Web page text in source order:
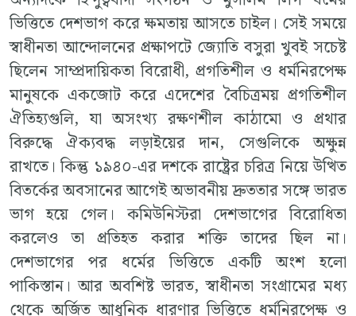
ভিত্তিতে দেশভাগ করে ক্ষমতায় আসতে চাইল। সেই সময়ে
স্বাধীনতা আন্দোলনের প্রক্ষাপটে জ্যোতি বসুরা খুবই সচেষ্ট
ছিলেন সাম্প্রদায়িকতা বিরোধী, প্রগতিশীল ও ধর্মনিরপেক্ষ
মানুষকে একজোট করে এদেশের বৈচিত্রময় প্রগতিশীল
ঐতিহ্যগুলি, যা অসংখ্য রক্ষণশীল কাঠামো ও প্রথার
বিরুদ্ধে ঐক্যবদ্ধ লড়াইয়ের দান, সেগুলিকে অক্ষুন্ন
রাখতে। কিন্তু ১৯৪০-এর দশকে রাষ্ট্রের চরিত্র নিয়ে উত্থিত
বিতর্কের অবসানের আগেই অভাবনীয় দ্রুততার সঙ্গে ভারত
ভাগ হয়ে গেল। কমিউনিস্টরা দেশভাগের বিরোধিতা
করলেও তা প্রতিহত করার শক্তি তাদের ছিল না।
দেশভাগের পর ধর্মের ভিত্তিতে একটি অংশ হলো
পাকিস্তান। আর অবশিষ্ট ভারত, স্বাধীনতা সংগ্রামের মধ্য
থেকে অর্জিত আধুনিক ধারণার ভিত্তিতে ধর্মনিরপেক্ষ ও